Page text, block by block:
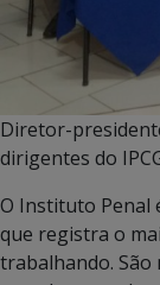
Diretor-
dirigentes do
O Instituto Penal
que registra o
trabalhando. São